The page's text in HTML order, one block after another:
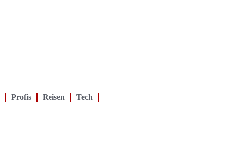
Profis Reisen Tech